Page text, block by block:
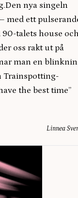
nya singeln
med ett
talets house
oss rakt ut på
man en
Trainspotting-
the best time”
Linnea